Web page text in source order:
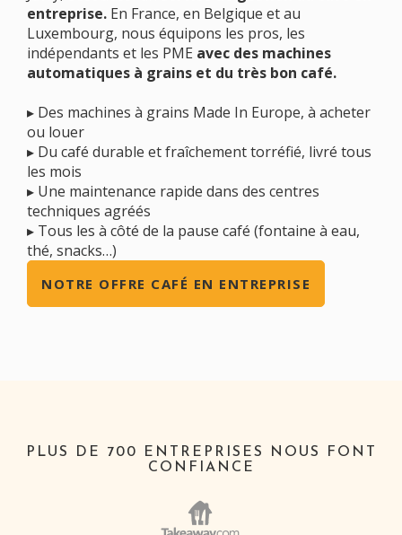
entreprise. En France, en Belgique et au
Luxembourg, nous équipons les pros, les
indépendants et les PME avec des machines
automatiques à grains et du très bon café.
▸ Des machines à grains Made In Europe, à acheter
ou louer
▸ Du café durable et fraîchement torréfié, livré tous
les mois
▸ Une maintenance rapide dans des centres
techniques agréés
▸ Tous les à côté de la pause café (fontaine à eau,
thé, snacks…)
NOTRE OFFRE CAFÉ EN ENTREPRISE
PLUS DE 700 ENTREPRISES NOUS FONT
CONFIANCE